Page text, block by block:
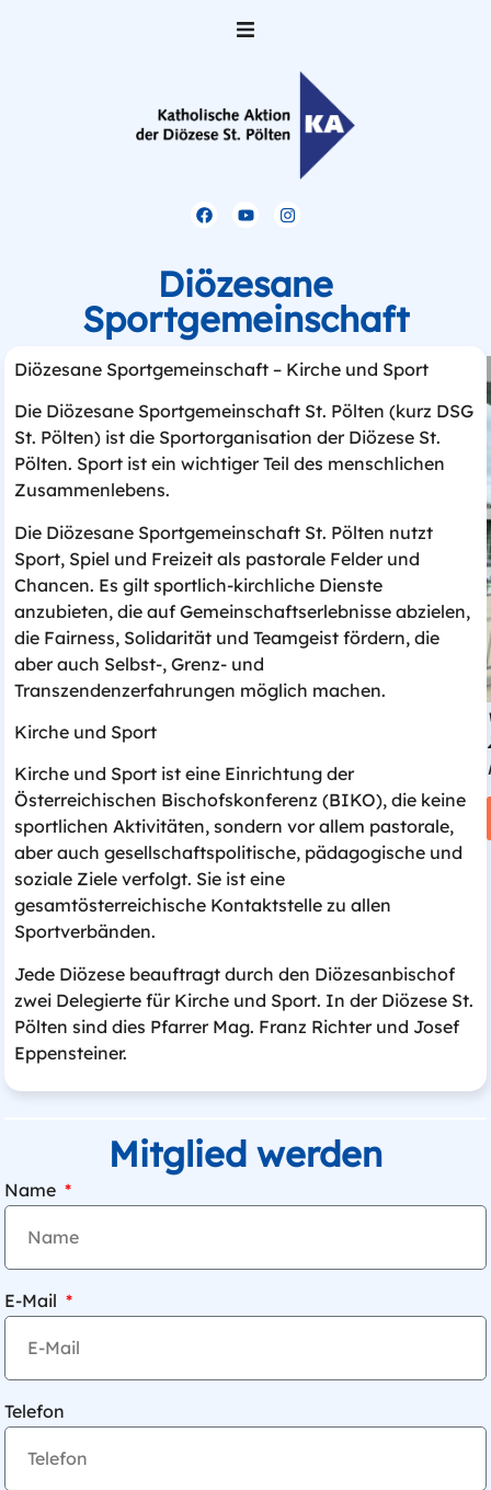
Über uns
Veranstaltungen
Was sich tut
Mitglied werden
Archiv
Downloads
Diözesane
Sportgemeinschaft
Diözesane Sportgemeinschaft – Kirche und Sport
Die Diözesane Sportgemeinschaft St. Pölten (kurz DSG
St. Pölten) ist die Sportorganisation der Diözese St.
Pölten. Sport ist ein wichtiger Teil des menschlichen
Zusammenlebens.
Die Diözesane Sportgemeinschaft St. Pölten nutzt
Sport, Spiel und Freizeit als pastorale Felder und
Chancen. Es gilt sportlich-kirchliche Dienste
anzubieten, die auf Gemeinschaftserlebnisse abzielen,
die Fairness, Solidarität und Teamgeist fördern, die
aber auch Selbst-, Grenz- und
Transzendenzerfahrungen möglich machen.
Kirche und Sport
Kirche und Sport ist eine Einrichtung der
Österreichischen Bischofskonferenz (BIKO), die keine
sportlichen Aktivitäten, sondern vor allem pastorale,
aber auch gesellschaftspolitische, pädagogische und
soziale Ziele verfolgt. Sie ist eine
gesamtösterreichische Kontaktstelle zu allen
Sportverbänden.
Jede Diözese beauftragt durch den Diözesanbischof
zwei Delegierte für Kirche und Sport. In der Diözese St.
Pölten sind dies Pfarrer Mag. Franz Richter und Josef
Eppensteiner.
Mitglied werden
Name
E-Mail
Telefon